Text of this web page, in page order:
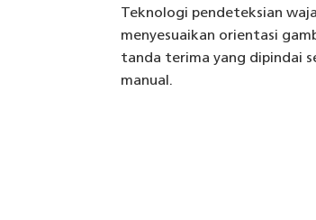
Teknologi pendeteksian
menyesuaikan orientasi
tanda terima yang dipindai
manual.